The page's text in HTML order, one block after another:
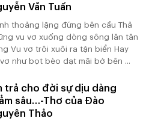
Văn Tuấn
thoảng lặng đứng bên cầu Thả
vu vơ xuống dòng sông lăn tăn
Vu vơ trôi xuôi ra tận biển Hay
như bọt bèo dạt mãi bờ bên ...
trả cho đời sự dịu dàng
sâu…-Thơ của Đào
Thảo